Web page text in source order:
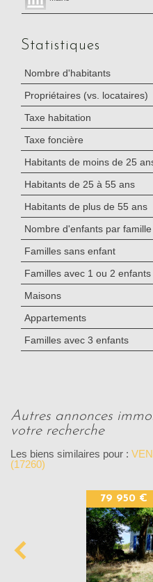
Statistiques
Nombre d'habitants
Propriétaires (vs. locataires)
Taxe habitation
Taxe foncière
Habitants de moins de 25
Habitants de 25 à 55 ans
Habitants de plus de 55 ans
Nombre d'enfants par famille
Familles sans enfant
Familles avec 1 ou 2 enfants
Maisons
Appartements
Familles avec 3 enfants
autres annonces immobilières correspondant à
votre recherche
Les biens similaires pour :
(17260)
79 950 €